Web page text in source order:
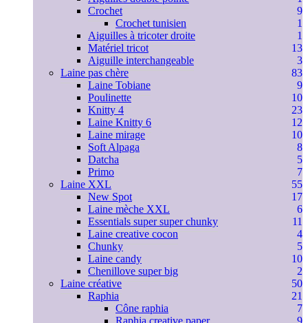
Crochet
9
Crochet tunisien
1
Aiguilles à tricoter droite
1
Matériel tricot
13
Aiguille interchangeable
3
Laine pas chère
83
Laine Tobiane
9
Poulinette
10
Knitty 4
23
Laine Knitty 6
12
Laine mirage
10
Soft Alpaga
8
Datcha
5
Primo
7
Laine XXL
55
New Spot
17
Laine mèche XXL
6
Essentials super super chunky
11
Laine creative cocon
4
Chunky
5
Laine candy
10
Chenillove super big
2
Laine créative
50
Raphia
21
Cône raphia
7
Raphia creative paper
9